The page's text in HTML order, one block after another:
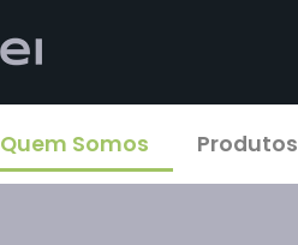
Quem Somos Produtos